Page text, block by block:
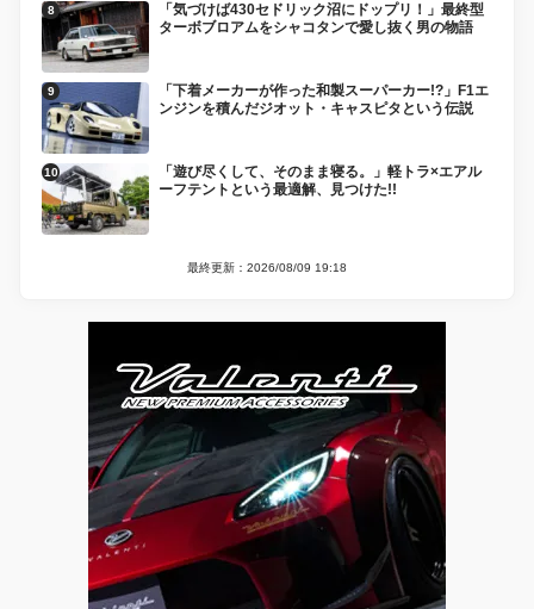
「気づけば430セドリック沼にドップリ！」最終型
ターボブロアムをシャコタンで愛し抜く男の物語
「下着メーカーが作った和製スーパーカー!?」F1エ
ンジンを積んだジオット・キャスピタという伝説
「遊び尽くして、そのまま寝る。」軽トラ×エアル
ーフテントという最適解、見つけた!!
最終更新：2026/08/09 19:18